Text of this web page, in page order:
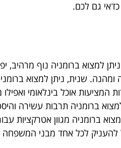
גם לכם.
למצוא ברומניה נוף מרהיב,
ומהנה. שנית, ניתן למצוא
אוכל בינלאומי ואפילו
ברומניה תרבות עשירה
ברומניה מגוון אטרקציות עבור
להעניק לכל אחד מבני המשפחה